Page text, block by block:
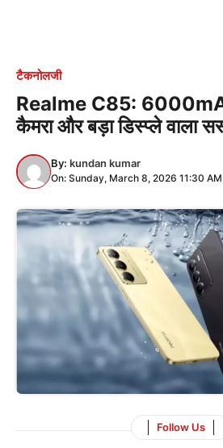
टैकनोलजी
Realme C85:
कैमरा और बड़ा डिस्प्ले वाला
By: kundan kumar
On: Sunday, March 8, 2026 11:30 AM
Follow Us